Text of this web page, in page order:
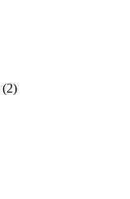
(2)